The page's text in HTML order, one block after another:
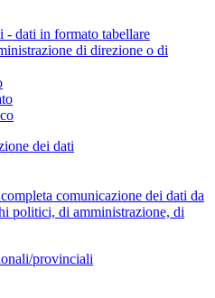
dati in formato tabellare
di direzione o di
dei dati
comunicazione dei dati da
politici, di amministrazione, di
provinciali